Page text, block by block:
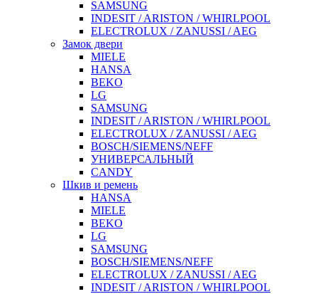
SAMSUNG
INDESIT / ARISTON / WHIRLPOOL
ELECTROLUX / ZANUSSI / AEG
Замок двери
MIELE
HANSA
BEKO
LG
SAMSUNG
INDESIT / ARISTON / WHIRLPOOL
ELECTROLUX / ZANUSSI / AEG
BOSCH/SIEMENS/NEFF
УНИВЕРСАЛЬНЫЙ
CANDY
Шкив и ремень
HANSA
MIELE
BEKO
LG
SAMSUNG
BOSCH/SIEMENS/NEFF
ELECTROLUX / ZANUSSI / AEG
INDESIT / ARISTON / WHIRLPOOL